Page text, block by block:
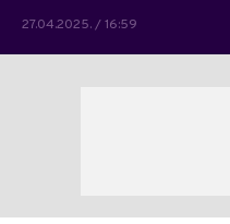
27.04.2025. / 16:59